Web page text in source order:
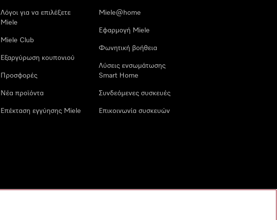
Λόγοι για να επιλέξετε
Miele
Miele Club
Εξαργύρωση κουπονιού
Προσφορές
Νέα προϊόντα
Επέκταση εγγύησης Miele
Miele@home
Εφαρμογή Miele
Φωνητική βοήθεια
Λύσεις ενσωμάτωσης
Smart Home
Συνδεόμενες συσκευές
Επικοινωνία συσκευών